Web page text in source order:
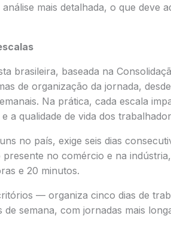
mais detalhada, o que deve
brasileira, baseada na
de organização da jornada,
Na prática, cada escala
a qualidade de vida dos
no país, exige seis dias
no comércio e na
e 20 minutos.
— organiza cinco dias de
semana, com jornadas mais